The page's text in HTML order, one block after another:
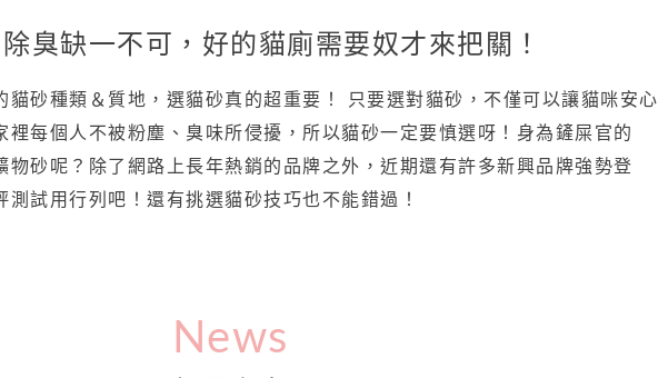
臭缺一不可，好的貓廁需要奴才來把關！
貓砂種類＆質地，選貓砂真的超重要！ 只要選對貓砂，不僅可以讓貓咪安心
裡每個人不被粉塵、臭味所侵擾，所以貓砂一定要慎選呀！身為鏟屎官的
物砂呢？除了網路上長年熱銷的品牌之外，近期還有許多新興品牌強勢登
試用行列吧！還有挑選貓砂技巧也不能錯過！
News